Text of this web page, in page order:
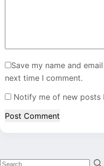
Save my name and
next time I comment.
Notify me of new posts
Post Comment